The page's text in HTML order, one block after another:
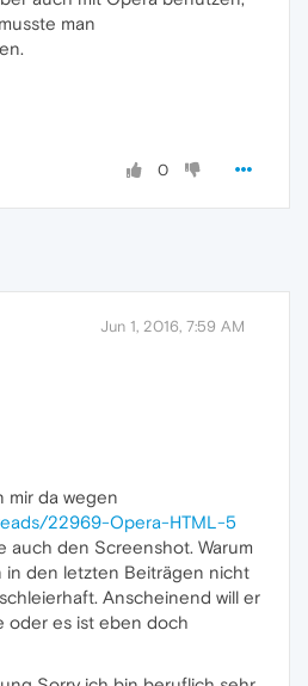
man
0
Jun 1, 2016, 7:59 AM
mir da wegen
22969-Opera-HTML-5
auch den Screenshot. Warum
in den letzten Beiträgen nicht
Anscheinend will er
oder es ist eben doch